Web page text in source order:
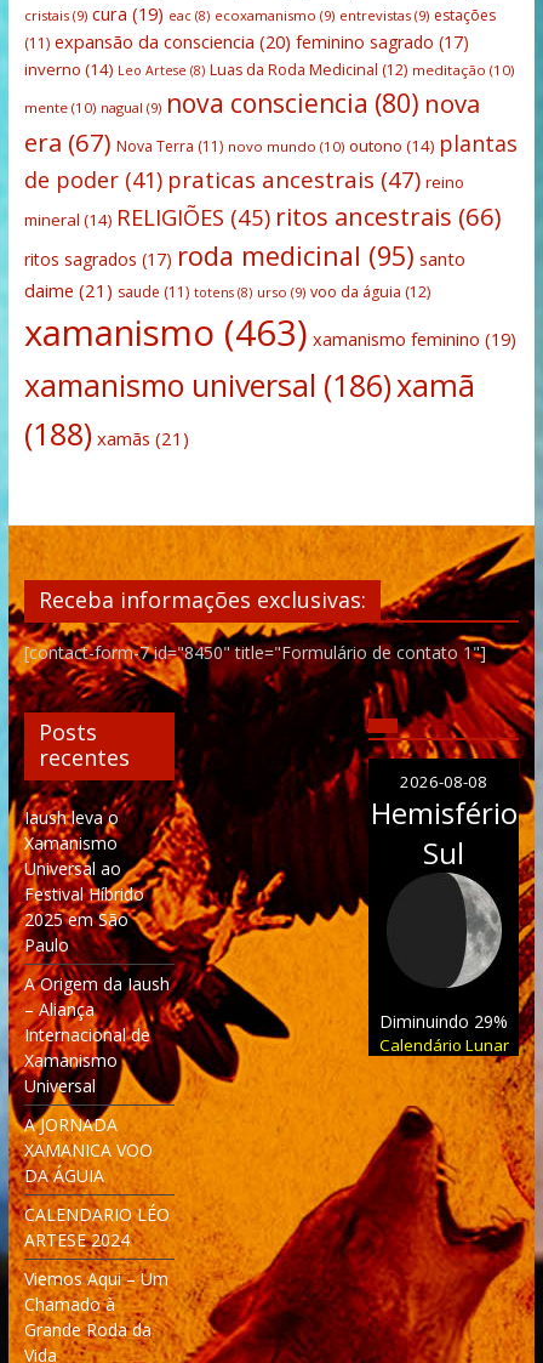
cristais(9) cura (19) eac(8) ecoxamanismo (9) entrevistas(9) estações
(11) expansão da consciencia (20) feminino sagrado (17)
inverno (14) Leo Artese (8) Luas da Roda Medicinal (12) meditação (10)
mente(10) nagual (9) nova consciencia (80) nova
era (67) Nova Terra (11) novo mundo (10) outono (14) plantas
de poder(41) praticas ancestrais (47) reino
mineral (14) RELIGIÕES (45) ritos ancestrais (66)
ritos sagrados (17) roda medicinal (95) santo
daime (21) saude (11) totens(8) urso (9) voo da águia (12)
xamanismo (463) xamanismo feminino (19)
xamanismo universal (186)xamã
(188) xamãs (21)
Receba informações exclusivas:
[contact-form-7 id="8450" title="Formulário de contato 1"]
Posts
recentes
Iaush leva o
Xamanismo
Universal ao
Festival Híbrido
2025 em São
Paulo
A Origem da Iaush
– Aliança
Internacional de
Xamanismo
Universal
A JORNADA
XAMANICA VOO
DA ÁGUIA
CALENDARIO LÉO
ARTESE 2024
Viemos Aqui – Um
Chamado à
Grande Roda da
Vida
2026-08-08
Hemisfério
Sul
Diminuindo 29%
Calendário Lunar